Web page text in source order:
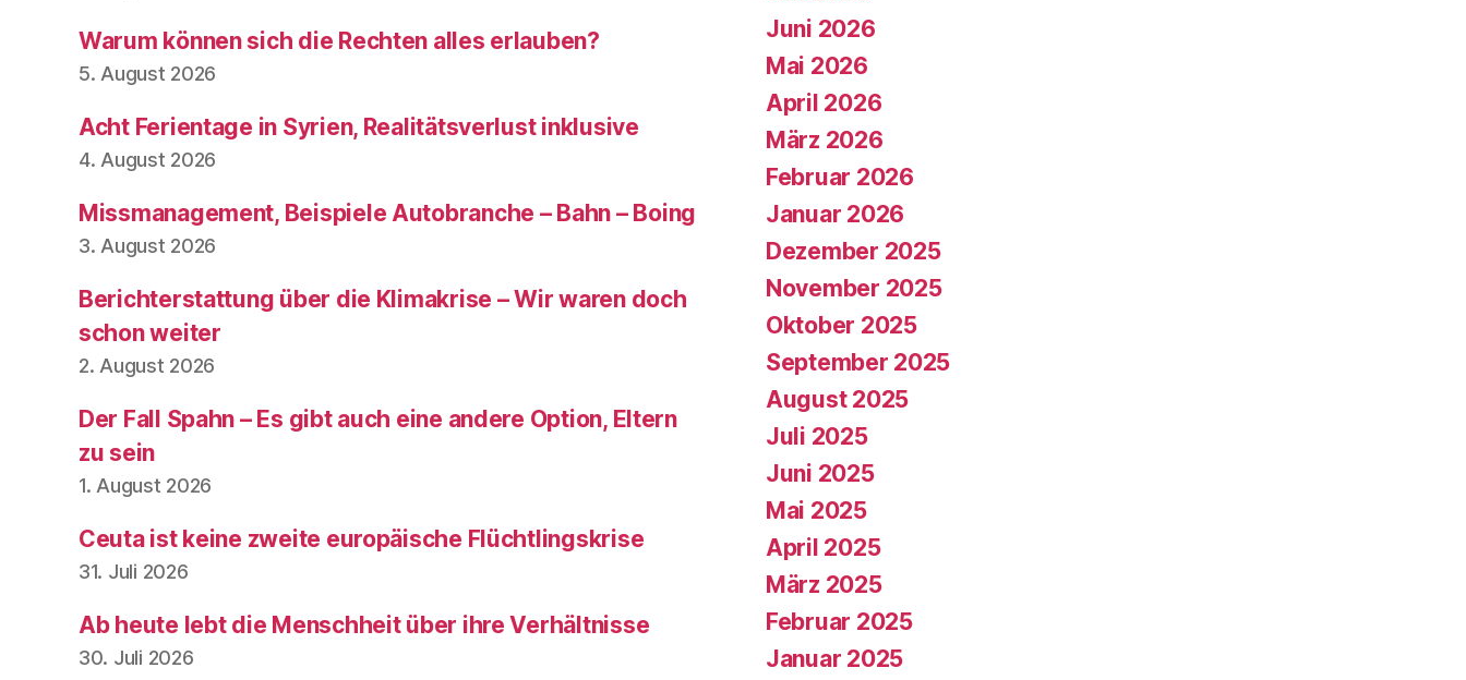
Warum können sich die Rechten alles erlauben?
5. August 2026
Acht Ferientage in Syrien, Realitätsverlust inklusive
4. August 2026
Missmanagement, Beispiele Autobranche – Bahn – Boing
3. August 2026
Berichterstattung über die Klimakrise – Wir waren doch
schon weiter
2. August 2026
Der Fall Spahn – Es gibt auch eine andere Option, Eltern
zu sein
1. August 2026
Ceuta ist keine zweite europäische Flüchtlingskrise
31. Juli 2026
Ab heute lebt die Menschheit über ihre Verhältnisse
30. Juli 2026
Juni 2026
Mai 2026
April 2026
März 2026
Februar 2026
Januar 2026
Dezember 2025
November 2025
Oktober 2025
September 2025
August 2025
Juli 2025
Juni 2025
Mai 2025
April 2025
März 2025
Februar 2025
Januar 2025